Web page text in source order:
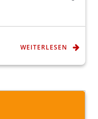
WEITERLESEN